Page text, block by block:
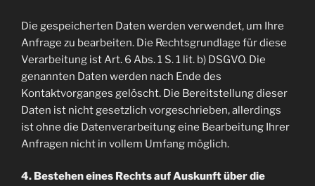
Die gespeicherten Daten werden verwendet, um Ihre
Anfrage zu bearbeiten. Die Rechtsgrundlage für diese
Verarbeitung ist Art. 6 Abs. 1 S. 1 lit. b) DSGVO. Die
genannten Daten werden nach Ende des
Kontaktvorganges gelöscht. Die Bereitstellung dieser
Daten ist nicht gesetzlich vorgeschrieben, allerdings
ist ohne die Datenverarbeitung eine Bearbeitung Ihrer
Anfragen nicht in vollem Umfang möglich.
4. Bestehen eines Rechts auf Auskunft über die